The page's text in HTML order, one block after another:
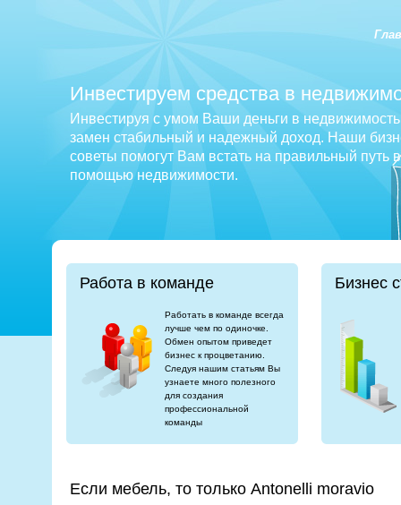
Инвестируем средства в
Инвестируя с умом Ваши деньги в
замен стабильный и надежный доход. Наши
советы помогут Вам встать на правильный путь
помощью недвижимости.
Работа в команде
Работать в команде всегда
лучше чем по одиночке.
Обмен опытом приведет
бизнес к процветанию.
Следуя нашим статьям Вы
узнаете много полезного
для создания
профессиональной
команды
Бизнес
Если мебель, то только Аntonelli moravio